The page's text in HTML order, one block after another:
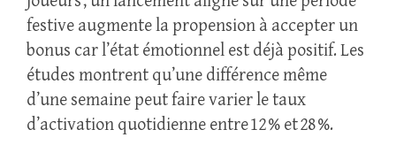
festive augmente la propension à accepter un
bonus car l’état émotionnel est déjà positif. Les
études montrent qu’une différence même
d’une semaine peut faire varier le taux
d’activation quotidienne entre 12 % et 28 %.